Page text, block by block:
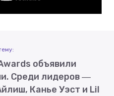
объявили
Среди лидеров ―
Канье Уэст и Lil